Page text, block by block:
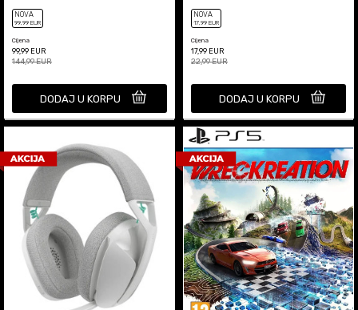
NOVA
99,99 EUR
Cijena
99,99 EUR
144,99EUR
DODAJ U KORPU
NOVA
17,99 EUR
Cijena
17,99 EUR
22,99EUR
DODAJ U KORPU